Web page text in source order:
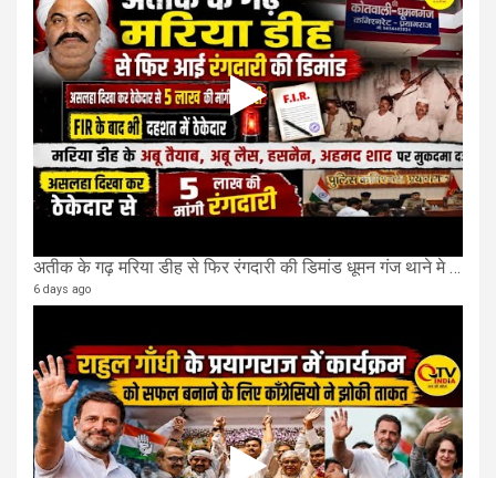
अतीक के गढ़ मरिया डीह से फिर रंगदारी की डिमांड धूमन गंज थाने मे 4 के खिलाफ मुकदमा दर्ज
6 days ago